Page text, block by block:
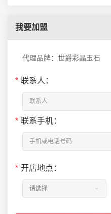
我要加盟
代理品牌：世爵彩晶玉石
* 联系人：
* 联系手机：
* 开店地点：